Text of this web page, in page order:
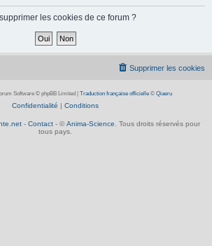
les cookies de ce forum ?
Supprimer les cookies
Software © phpBB Limited Traduction française officielle© Qiaeru
Confidentialité | Conditions
- Contact - © Anima-Science . Tous droits réservés pour
tous pays.